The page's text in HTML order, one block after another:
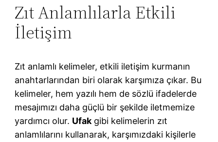
Zıt Anlamlılarla Etkili
İletişim
Zıt anlamlı kelimeler, etkili iletişim kurmanın
anahtarlarından biri olarak karşımıza çıkar. Bu
kelimeler, hem yazılı hem de sözlü ifadelerde
mesajımızı daha güçlü bir şekilde iletmemize
yardımcı olur. Ufakgibi kelimelerin zıt
anlamlılarını kullanarak, karşımızdaki kişilerle